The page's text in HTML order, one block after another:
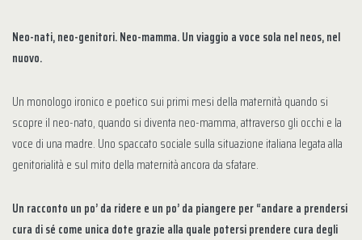
Neo-nati, neo-genitori. Neo-mamma. Un viaggio a voce sola nel neos, nel
nuovo.
Un monologo ironico e poetico sui primi mesi della maternità quando si
scopre il neo-nato, quando si diventa neo-mamma, attraverso gli occhi e la
voce di una madre. Uno spaccato sociale sulla situazione italiana legata alla
genitorialità e sul mito della maternità ancora da sfatare.
Un racconto un po’ da ridere e un po’ da piangere per “andare a prendersi
cura di sé come unica dote grazie alla quale potersi prendere cura degli